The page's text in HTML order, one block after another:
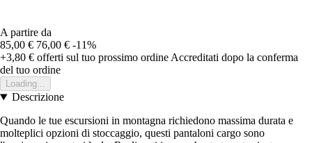
A partire da
85,00 € 76,00 € -11%
+3,80 € offerti sul tuo prossimo ordine Accreditati dopo la conferma
del tuo ordine
Loading...
Descrizione
Quando le tue escursioni in montagna richiedono massima durata e
molteplici opzioni di stoccaggio, questi pantaloni cargo sono